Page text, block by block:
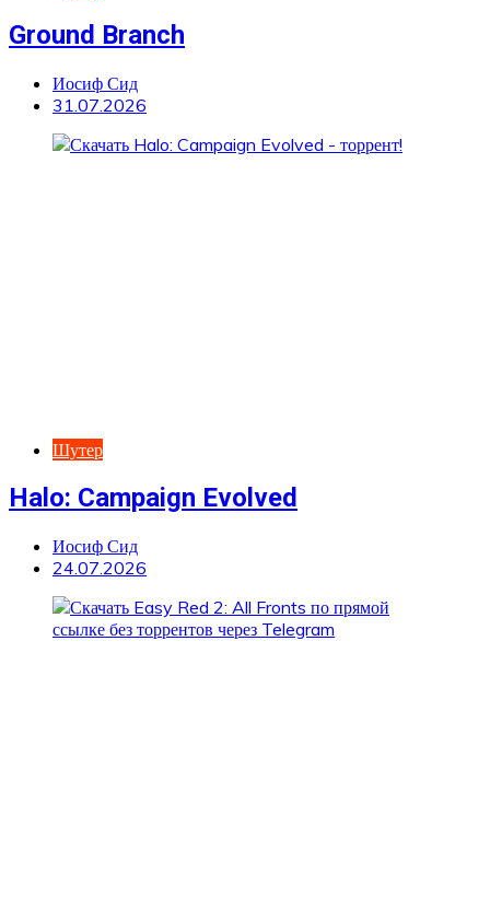
Ground Branch
Иосиф Сид
31.07.2026
Шутер
Halo: Campaign Evolved
Иосиф Сид
24.07.2026